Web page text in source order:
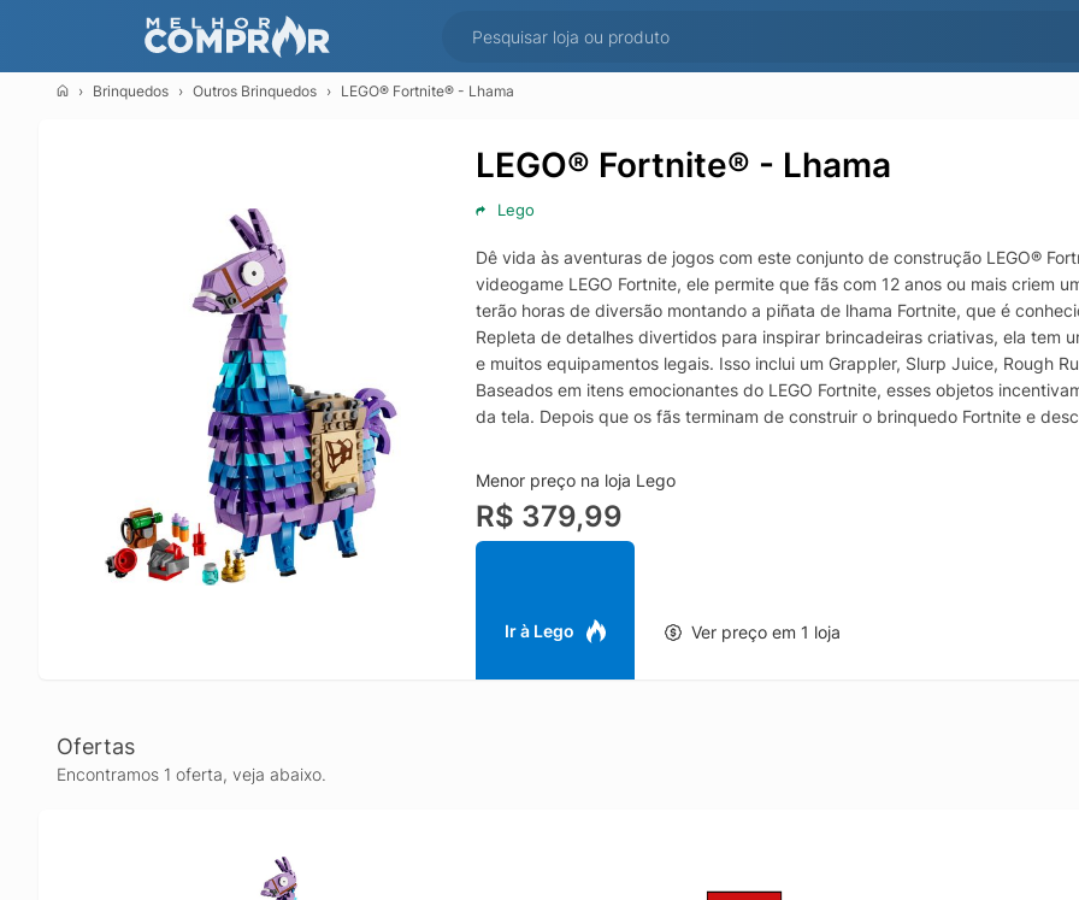
Brinquedos Outros Brinquedos LEGO® Fortnite® - Lhama
LEGO® Fortnite® - Lhama
Lego
Dê vida às aventuras de jogos com este conjunto de construção LEGO®
videogame LEGO Fortnite, ele permite que fãs com 12 anos ou mais criem
terão horas de diversão montando a piñata de lhama Fortnite, que é
Repleta de detalhes divertidos para inspirar brincadeiras criativas, ela tem
e muitos equipamentos legais. Isso inclui um Grappler, Slurp Juice, Rough
Baseados em itens emocionantes do LEGO Fortnite, esses objetos
da tela. Depois que os fãs terminam de construir o brinquedo Fortnite e
brincar e exibir para exibir com orgulho em seus quartos ou sala de jogos.
Fortnite. Dê vida à aventura Emocione os fãs com 12 anos ou mais com
para crianças e adolescentes criativos Conheça o Supply Llama Baseado
brinquedo de lhama de videogame tem uma cabeça móvel e uma boca que
acessórios baseados em itens do LEGO® Fortnite, incluindo um Grappler,
meninos e meninas O conjunto de construção de videogame é um
construtores podem ampliar e girar modelos em 3D, bem como monitorar e
Menor preço na loja Lego
R$ 379,99
Ir à Lego Ver preço em 1 loja
Ofertas
Encontramos 1 oferta, veja abaixo.